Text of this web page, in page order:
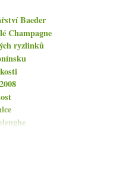
Baeder
Champagne
ryzlinků
divoké kočky